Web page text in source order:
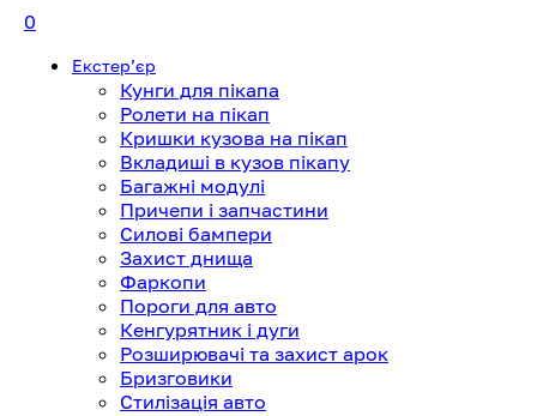
0
Екстерʼєр
Кунги для пікапа
Ролети на пікап
Кришки кузова на пікап
Вкладиші в кузов пікапу
Багажні модулі
Причепи і запчастини
Силові бампери
Захист днища
Фаркопи
Пороги для авто
Кенгурятник і дуги
Розширювачі та захист арок
Бризговики
Стилізація авто